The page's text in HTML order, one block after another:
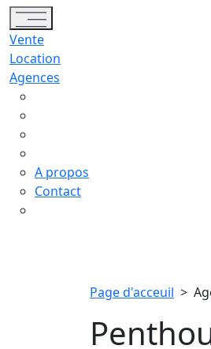
Toggle navigation
Vente
Location
Agences
A propos
Contact
Page d'acceuil >